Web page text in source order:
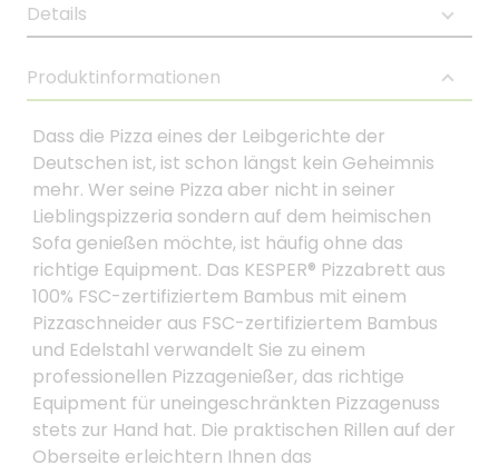
Details
Produktinformationen
Dass die Pizza eines der Leibgerichte der
Deutschen ist, ist schon längst kein Geheimnis
mehr. Wer seine Pizza aber nicht in seiner
Lieblingspizzeria sondern auf dem heimischen
Sofa genießen möchte, ist häufig ohne das
richtige Equipment. Das KESPER® Pizzabrett aus
100% FSC-zertifiziertem Bambus mit einem
Pizzaschneider aus FSC-zertifiziertem Bambus
und Edelstahl verwandelt Sie zu einem
professionellen Pizzagenießer, das richtige
Equipment für uneingeschränkten Pizzagenuss
stets zur Hand hat. Die praktischen Rillen auf der
Oberseite erleichtern Ihnen das